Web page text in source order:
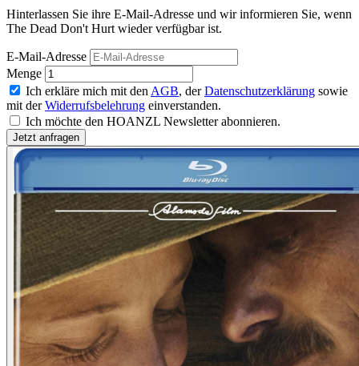
Hinterlassen Sie ihre E-Mail-Adresse und wir informieren Sie, wenn
The Dead Don't Hurt wieder verfügbar ist.
E-Mail-Adresse
Menge
Ich erkläre mich mit den AGB, derDatenschutzerklärung sowie
mit derWiderrufsbelehrung einverstanden.
Ich möchte den HOANZL Newsletter abonnieren.